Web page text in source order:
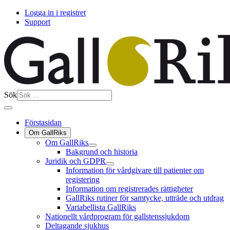
Logga in i registret
Support
Sök
Förstasidan
Om GallRiks
Om GallRiks
Bakgrund och historia
Juridik och GDPR
Information för vårdgivare till patienter om
registering
Information om registrerades rättigheter
GallRiks rutiner för samtycke, utträde och utdrag
Variabellista GallRiks
Nationellt vårdprogram för gallstenssjukdom
Deltagande sjukhus